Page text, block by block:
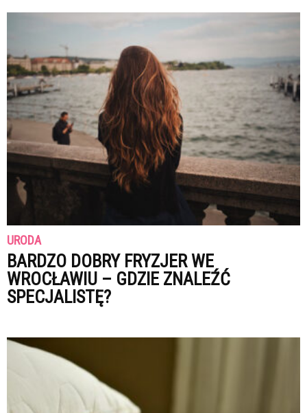
URODA
BARDZO DOBRY FRYZJER WE
WROCŁAWIU – GDZIE ZNALEŹĆ
SPECJALISTĘ?